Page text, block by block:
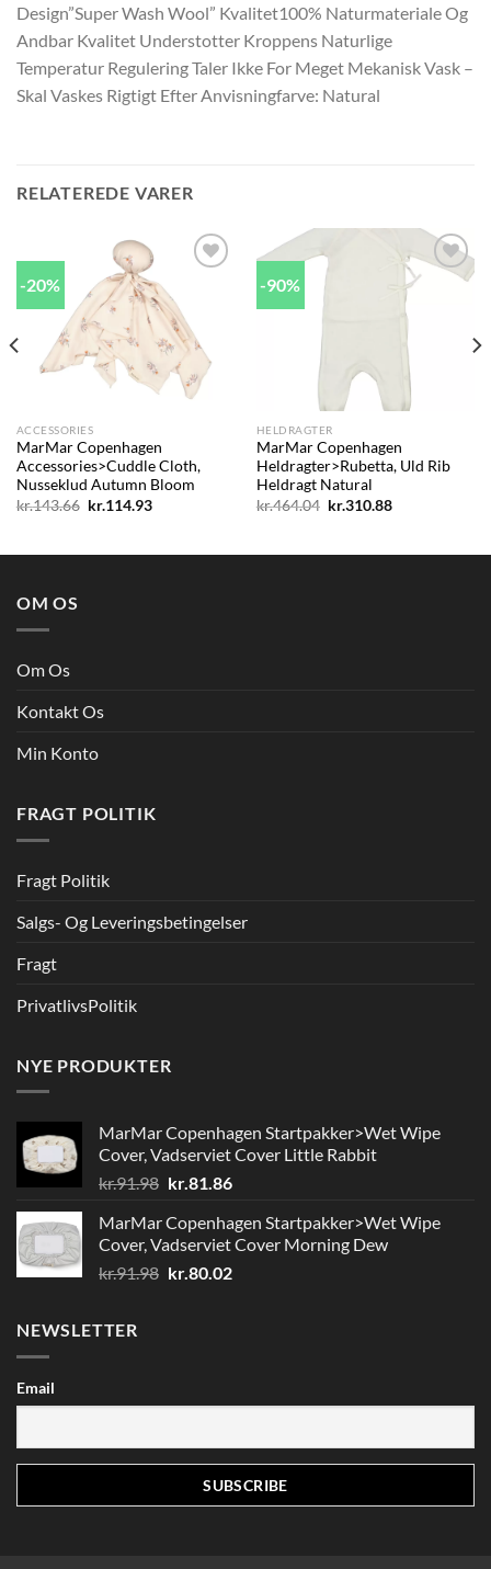
Design”Super Wash Wool” Kvalitet100% Naturmateriale Og
Andbar Kvalitet Understotter Kroppens Naturlige
Temperatur Regulering Taler Ikke For Meget Mekanisk Vask –
Skal Vaskes Rigtigt Efter Anvisningfarve: Natural
RELATEREDE VARER
-20%
ACCESSORIES
MarMar Copenhagen
Accessories>Cuddle Cloth,
Nusseklud Autumn Bloom
kr.143.66 Den
kr.114.93Den
-90%
Add to
HELDRAGTER
MarMar Copenhagen
Heldragter>Rubetta, Uld Rib
Heldragt Natural
kr.464.04 Den
kr.310.88Den
OM OS
Om Os
Kontakt Os
Min Konto
FRAGT POLITIK
Fragt Politik
Salgs- Og Leveringsbetingelser
Fragt
PrivatlivsPolitik
NYE PRODUKTER
MarMar Copenhagen Startpakker>Wet Wipe
Cover, Vadserviet Cover Little Rabbit
kr.91.98 Den
pris
var:
kr.91.98.
kr.81.86Den
pris
er:
kr.81.86.
MarMar Copenhagen Startpakker>Wet Wipe
Cover, Vadserviet Cover Morning Dew
kr.91.98 Den
kr.80.02Den
NEWSLETTER
Email